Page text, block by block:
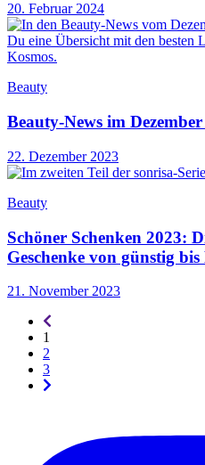
20. Februar 2024
Beauty
Beauty-News im
22. Dezember 2023
Beauty
Schöner Schenken 2023:
Geschenke von günstig
21. November 2023
1
2
3